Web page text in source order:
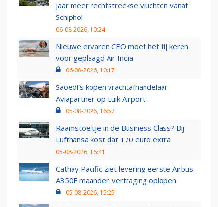
jaar meer rechtstreekse vluchten vanaf
Schiphol
06-08-2026, 10:24
Nieuwe ervaren CEO moet het tij keren
voor geplaagd Air India
06-08-2026, 10:17
Saoedi’s kopen vrachtafhandelaar
Aviapartner op Luik Airport
05-08-2026, 16:57
Raamstoeltje in de Business Class? Bij
Lufthansa kost dat 170 euro extra
05-08-2026, 16:41
Cathay Pacific ziet levering eerste Airbus
A350F maanden vertraging oplopen
05-08-2026, 15:25